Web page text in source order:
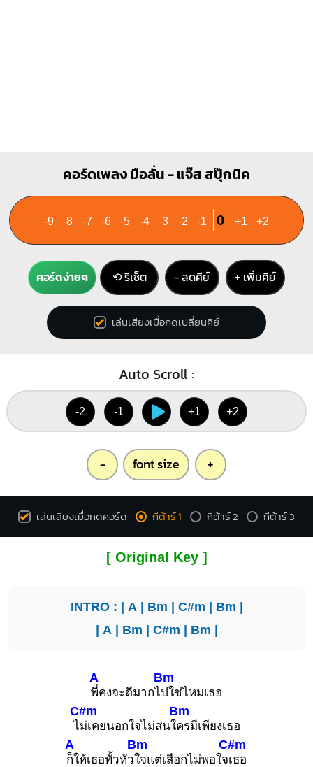
คอร์ดเพลง มือลั่น - แจ๊ส สปุ๊กนิค
-9 -8 -7 -6 -5 -4 -3 -2 -1 0 +1 +2
คอร์ดง่ายๆ ⟲ รีเซ็ต − ลดคีย์ + เพิ่มคีย์
เล่นเสียงเมื่อกดเปลี่ยนคีย์
Auto Scroll :
-2 -1 +1 +2
- font size +
เล่นเสียงเมื่อกดคอร์ด กีต้าร์ 1 กีต้าร์ 2 กีต้าร์ 3
[ Original Key ]
INTRO : | A | Bm | C#m | Bm |
| A | Bm | C#m | Bm |
A
พี่คงจะดีมากไ
Bm
ปใช่ไหมเธอ
ไ
C#m
ม่เคยนอกใจไม่สนใ
Bm
ครมีเพียงเธอ
A
ก็ให้เธอทั้วหัว
Bm
ใจแต่เสือกไม่พอใจ
C#m
เธอ